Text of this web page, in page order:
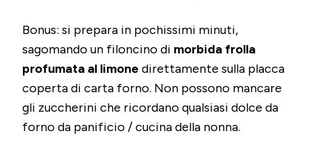
Bonus: si prepara in pochissimi minuti,
sagomando un filoncino di morbida frolla
profumata al limone direttamente sulla placca
coperta di carta forno. Non possono mancare
gli zuccherini che ricordano qualsiasi dolce da
forno da panificio / cucina della nonna.